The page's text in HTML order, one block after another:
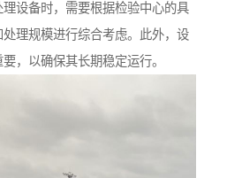
设备时，需要根据检验中心的具
理规模进行综合考虑。此外，设
，以确保其长期稳定运行。